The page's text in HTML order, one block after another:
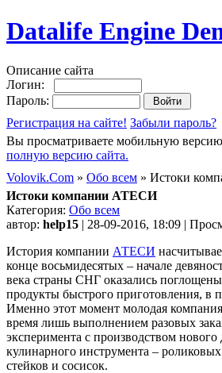
Datalife Engine
Описание сайта
Логин:
Пароль:
Регистрация на сайте! Забыли пароль?
Вы просматриваете мобильную версию
полную версию сайта.
Volovik.Com » Обо всем » Истоки
Истоки компании АТЕСИ
Категория: Обо всем
автор: help15 | 28-09-2016, 18:09 |
История компании АТЕСИ
конце восьмидесятых – начале
века страны СНГ оказались
продукты быстрого приготовления, в
Именно этот момент молодая
время лишь выполнением разовых
эксперимента с производством нового
кулинарного инструмента –
стейков и сосисок.